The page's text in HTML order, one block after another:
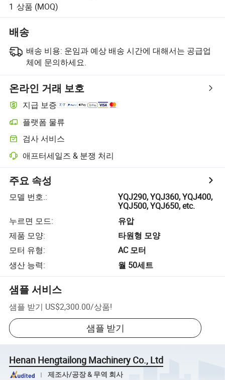
1 상품 (MOQ)
배송
배송 비용: 운임과 예상 배송 시간에 대해서는 공급업
체에 문의하세요.
온라인 거래 보호
지급 보증
플랫폼 물류
검사 서비스
애프터세일즈 & 분쟁 처리
주요 속성
모델 번호.:
YQJ290, YQJ360, YQJ400,
YQJ500, YQJ650, etc.
누르면 모드:
유압
제품 모양:
타원형 모양
모터 유형:
AC 모터
생산 능력: 월 50세트
샘플 서비스
샘플 받기 US$2,300.00/상품!
샘플 받기
Henan Hengtailong Machinery Co., Ltd
제조사/공장 & 무역 회사